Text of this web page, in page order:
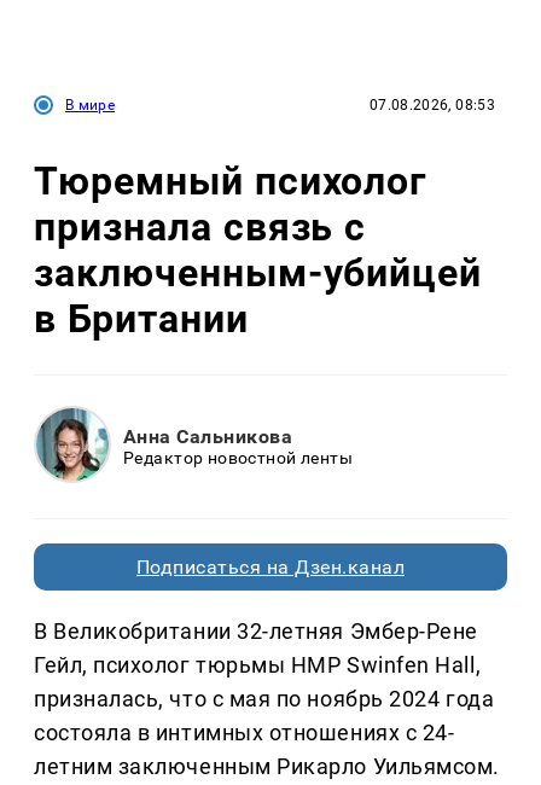
В мире 07.08.2026, 08:53
Тюремный психолог
признала связь с
заключенным-убийцей
в Британии
Анна Сальникова
Редактор новостной ленты
Подписаться на Дзен.канал
В Великобритании 32-летняя Эмбер-Рене
Гейл, психолог тюрьмы HMP Swinfen Hall,
призналась, что с мая по ноябрь 2024 года
состояла в интимных отношениях с 24-
летним заключенным Рикарло Уильямсом.